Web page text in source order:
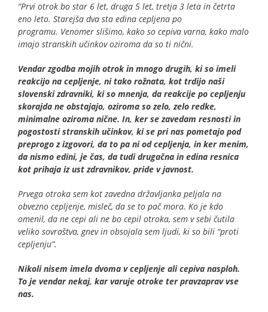
“Prvi otrok bo star 6 let, druga 5 let, tretja 3 leta in četrta
eno leto. Starejša dva sta edina cepljena po
programu. Venomer slišimo, kako so cepiva varna, kako malo
imajo stranskih učinkov oziroma da so ti nični.
Vendar zgodba mojih otrok in mnogo drugih, ki so imeli
reakcijo na cepljenje, ni tako rožnata, kot trdijo naši
slovenski zdravniki, ki so mnenja, da reakcije po cepljenju
skorajda ne obstajajo, oziroma so zelo, zelo redke,
minimalne oziroma nične. In, ker se zavedam resnosti in
pogostosti stranskih učinkov, ki se pri nas pometajo pod
preprogo z izgovori, da to pa ni od cepljenja, in ker menim,
da nismo edini, je čas, da tudi drugačna in edina resnica
kot prihaja iz ust zdravnikov, pride v javnost.
Prvega otroka sem kot zavedna državljanka peljala na
obvezno cepljenje, misleč, da se to pač mora. Ko je kdo
omenil, da ne cepi ali ne bo cepil otroka, sem v sebi čutila
veliko sovraštva, gnev in obsojala sem ljudi, ki so bili “proti
cepljenju”.
Nikoli nisem imela dvoma v cepljenje ali cepiva nasploh.
To je vendar nekaj, kar varuje otroke ter pravzaprav vse
nas.